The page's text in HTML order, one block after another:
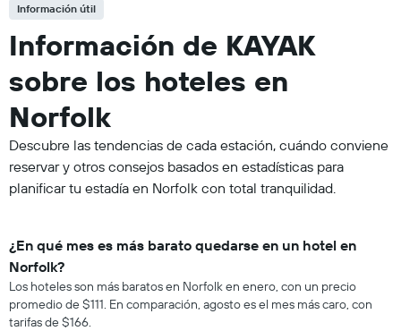
Información útil
Información de KAYAK
sobre los hoteles en
Norfolk
Descubre las tendencias de cada estación, cuándo conviene
reservar y otros consejos basados en estadísticas para
planificar tu estadía en Norfolk con total tranquilidad.
¿En qué mes es más barato quedarse en un hotel en
Norfolk?
Los hoteles son más baratos en Norfolk en enero, con un precio
promedio de $111. En comparación, agosto es el mes más caro, con
tarifas de $166.